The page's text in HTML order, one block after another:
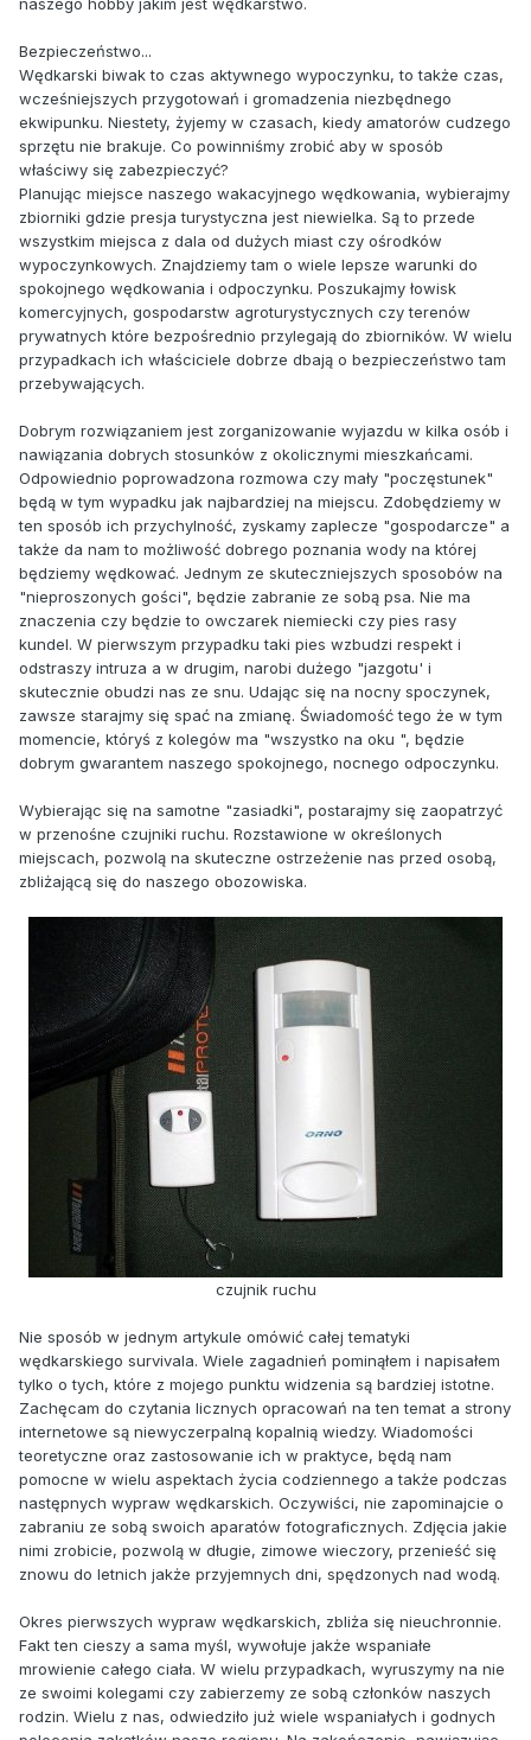
Bezpieczeństwo...
Wędkarski biwak to czas aktywnego wypoczynku, to także czas,
wcześniejszych przygotowań i gromadzenia niezbędnego
ekwipunku. Niestety, żyjemy w czasach, kiedy amatorów cudzego
sprzętu nie brakuje. Co powinniśmy zrobić aby w sposób
właściwy się zabezpieczyć?
Planując miejsce naszego wakacyjnego wędkowania, wybierajmy
zbiorniki gdzie presja turystyczna jest niewielka. Są to przede
wszystkim miejsca z dala od dużych miast czy ośrodków
wypoczynkowych. Znajdziemy tam o wiele lepsze warunki do
spokojnego wędkowania i odpoczynku. Poszukajmy łowisk
komercyjnych, gospodarstw agroturystycznych czy terenów
prywatnych które bezpośrednio przylegają do zbiorników. W wielu
przypadkach ich właściciele dobrze dbają o bezpieczeństwo tam
przebywających.
Dobrym rozwiązaniem jest zorganizowanie wyjazdu w kilka osób i
nawiązania dobrych stosunków z okolicznymi mieszkańcami.
Odpowiednio poprowadzona rozmowa czy mały "poczęstunek"
będą w tym wypadku jak najbardziej na miejscu. Zdobędziemy w
ten sposób ich przychylność, zyskamy zaplecze "gospodarcze" a
także da nam to możliwość dobrego poznania wody na której
będziemy wędkować. Jednym ze skuteczniejszych sposobów na
"nieproszonych gości", będzie zabranie ze sobą psa. Nie ma
znaczenia czy będzie to owczarek niemiecki czy pies rasy
kundel. W pierwszym przypadku taki pies wzbudzi respekt i
odstraszy intruza a w drugim, narobi dużego "jazgotu' i
skutecznie obudzi nas ze snu. Udając się na nocny spoczynek,
zawsze starajmy się spać na zmianę. Świadomość tego że w tym
momencie, któryś z kolegów ma "wszystko na oku ", będzie
dobrym gwarantem naszego spokojnego, nocnego odpoczynku.
Wybierając się na samotne "zasiadki", postarajmy się zaopatrzyć
w przenośne czujniki ruchu. Rozstawione w określonych
miejscach, pozwolą na skuteczne ostrzeżenie nas przed osobą,
zbliżającą się do naszego obozowiska.
czujnik ruchu
Nie sposób w jednym artykule omówić całej tematyki
wędkarskiego survivala. Wiele zagadnień pominąłem i napisałem
tylko o tych, które z mojego punktu widzenia są bardziej istotne.
Zachęcam do czytania licznych opracowań na ten temat a strony
internetowe są niewyczerpalną kopalnią wiedzy. Wiadomości
teoretyczne oraz zastosowanie ich w praktyce, będą nam
pomocne w wielu aspektach życia codziennego a także podczas
następnych wypraw wędkarskich. Oczywiści, nie zapominajcie o
zabraniu ze sobą swoich aparatów fotograficznych. Zdjęcia jakie
nimi zrobicie, pozwolą w długie, zimowe wieczory, przenieść się
znowu do letnich jakże przyjemnych dni, spędzonych nad wodą.
Okres pierwszych wypraw wędkarskich, zbliża się nieuchronnie.
Fakt ten cieszy a sama myśl, wywołuje jakże wspaniałe
mrowienie całego ciała. W wielu przypadkach, wyruszymy na nie
ze swoimi kolegami czy zabierzemy ze sobą członków naszych
rodzin. Wielu z nas, odwiedziło już wiele wspaniałych i godnych